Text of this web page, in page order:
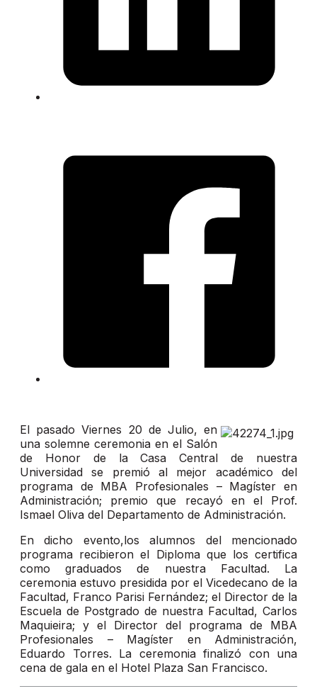
El pasado Viernes 20 de Julio, en
una solemne ceremonia en el Salón
de Honor de la Casa Central de nuestra
Universidad se premió al mejor académico del
programa de MBA Profesionales – Magíster en
Administración; premio que recayó en el Prof.
Ismael Oliva del Departamento de Administración.
En dicho evento,los alumnos del mencionado
programa recibieron el Diploma que los certifica
como graduados de nuestra Facultad. La
ceremonia estuvo presidida por el Vicedecano de la
Facultad, Franco Parisi Fernández; el Director de la
Escuela de Postgrado de nuestra Facultad, Carlos
Maquieira; y el Director del programa de MBA
Profesionales – Magíster en Administración,
Eduardo Torres. La ceremonia finalizó con una
cena de gala en el Hotel Plaza San Francisco.